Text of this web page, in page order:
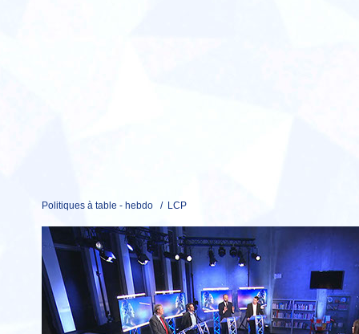
Politiques à table - hebdo / LCP